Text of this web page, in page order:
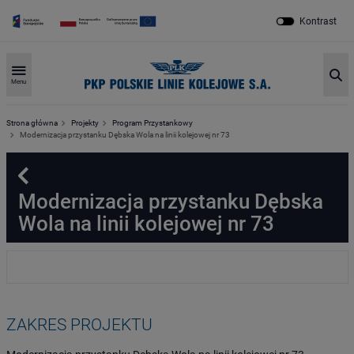
Kontrast
Menu
Strona główna Projekty
Program Przystankowy
Modernizacja przystanku Dębska Wola na linii kolejowej nr 73
Powrót
Modernizacja przystanku Dębska
Wola na linii kolejowej nr 73
ZAKRES PROJEKTU